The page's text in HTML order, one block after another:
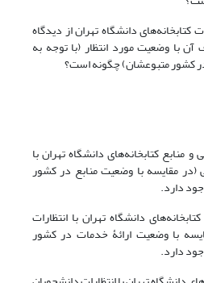
دانشگاه تهران از دیدگاه
آن با وضعیت مورد انتظار (با توجه به
کشور متبوعشان) چگونه است؟
منابع کتابخانه‌های دانشگاه تهران با
(در مقایسه با وضعیت منابع در کشور
دارد.
دانشگاه تهران با انتظارات
با وضعیت ارائۀ خدمات در کشور
دارد.